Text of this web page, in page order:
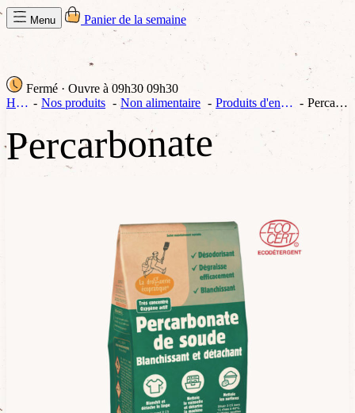
Menu Panier de la semaine
Fermé · Ouvre à 09h30 09h30
Home
Nos produits Non alimentaire Produits d'entretiens Percarbonate
Percarbonate